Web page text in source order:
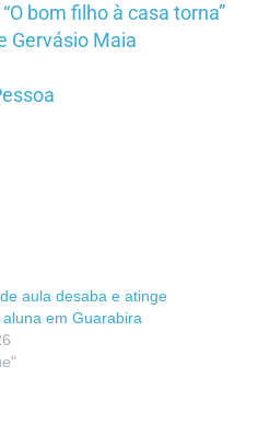
bom filho à casa torna”
Gervásio Maia
aula desaba e atinge
em Guarabira